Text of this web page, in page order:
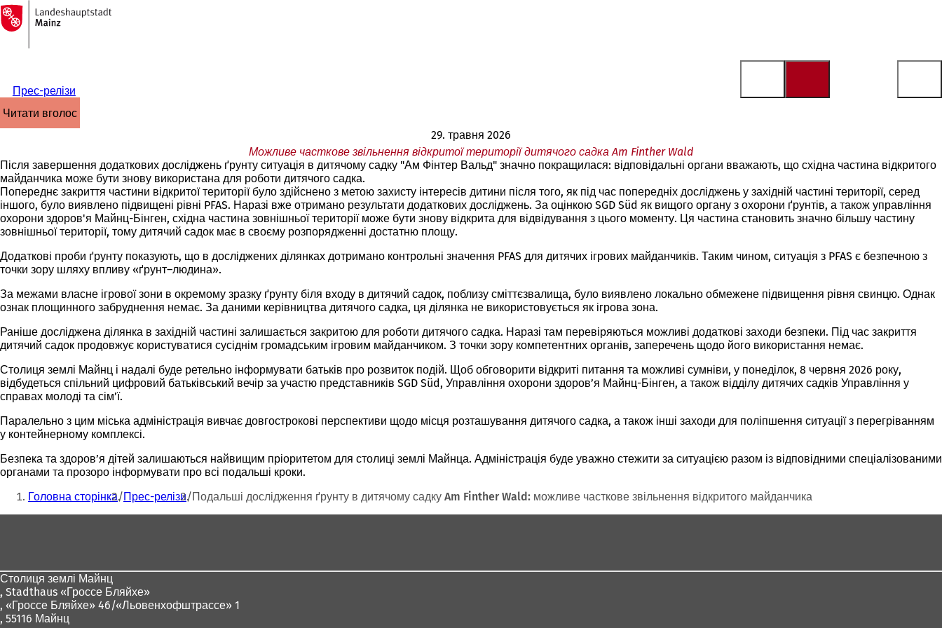
Перейти до змісту
На
головну
сторінку
Прес-релізи
читати вголос
29. травня 2026
Можливе часткове звільнення відкритої території дитячого садка Am Finther Wald
Після завершення додаткових досліджень ґрунту ситуація в дитячому садку "Ам Фінтер Вальд" значно покращилася: відповідальні органи вважають, що східна частина відкритого
майданчика може бути знову використана для роботи дитячого садка.
Попереднє закриття частини відкритої території було здійснено з метою захисту інтересів дитини після того, як під час попередніх досліджень у західній частині території, серед
іншого, було виявлено підвищені рівні PFAS. Наразі вже отримано результати додаткових досліджень. За оцінкою SGD Süd як вищого органу з охорони ґрунтів, а також управління
охорони здоров'я Майнц-Бінген, східна частина зовнішньої території може бути знову відкрита для відвідування з цього моменту. Ця частина становить значно більшу частину
зовнішньої території, тому дитячий садок має в своєму розпорядженні достатню площу.
Додаткові проби ґрунту показують, що в досліджених ділянках дотримано контрольні значення PFAS для дитячих ігрових майданчиків. Таким чином, ситуація з PFAS є безпечною з
точки зору шляху впливу «ґрунт–людина».
За межами власне ігрової зони в окремому зразку ґрунту біля входу в дитячий садок, поблизу сміттєзвалища, було виявлено локально обмежене підвищення рівня свинцю. Однак
ознак площинного забруднення немає. За даними керівництва дитячого садка, ця ділянка не використовується як ігрова зона.
Раніше досліджена ділянка в західній частині залишається закритою для роботи дитячого садка. Наразі там перевіряються можливі додаткові заходи безпеки. Під час закриття
дитячий садок продовжує користуватися сусіднім громадським ігровим майданчиком. З точки зору компетентних органів, заперечень щодо його використання немає.
Столиця землі Майнц і надалі буде ретельно інформувати батьків про розвиток подій. Щоб обговорити відкриті питання та можливі сумніви, у понеділок, 8 червня 2026 року,
відбудеться спільний цифровий батьківський вечір за участю представників SGD Süd, Управління охорони здоров’я Майнц-Бінген, а також відділу дитячих садків Управління у
справах молоді та сім’ї.
Паралельно з цим міська адміністрація вивчає довгострокові перспективи щодо місця розташування дитячого садка, а також інші заходи для поліпшення ситуації з перегріванням
у контейнерному комплексі.
Безпека та здоров’я дітей залишаються найвищим пріоритетом для столиці землі Майнца. Адміністрація буде уважно стежити за ситуацією разом із відповідними спеціалізованими
органами та прозоро інформувати про всі подальші кроки.
Ти
тут:
Головна сторінка Прес-релізи Подальші дослідження ґрунту в дитячому садку Am Finther Wald: можливе часткове звільнення відкритого майданчика
Столиця землі Майнц
, Stadthaus «Гроссе Бляйхе»
, «Гроссе Бляйхе» 46/«Льовенхофштрассе» 1
, 55116 Майнц